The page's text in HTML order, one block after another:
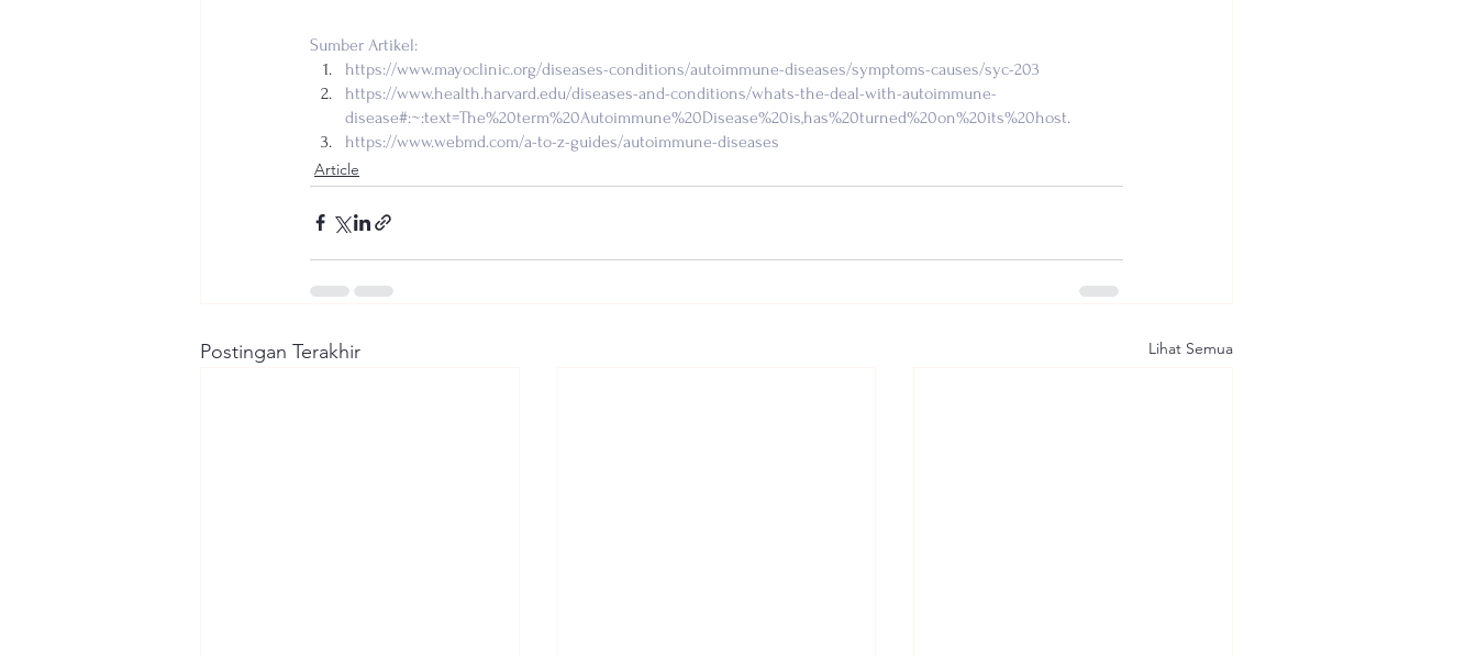
Sumber Artikel:
https://www.mayoclinic.org/diseases-conditions/autoimmune-diseases/symptoms-causes/syc-203
https://www.health.harvard.edu/diseases-and-conditions/whats-the-deal-with-autoimmune-
disease#:~:text=The%20term%20Autoimmune%20Disease%20is,has%20turned%20on%20its%20host.
https://www.webmd.com/a-to-z-guides/autoimmune-diseases
Article
Postingan Terakhir Lihat Semua